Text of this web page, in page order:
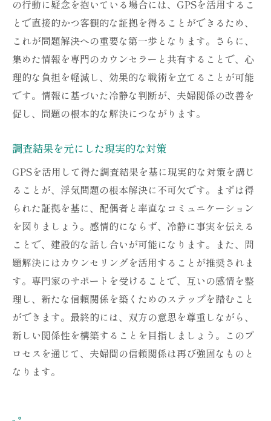
の行動に疑念を抱いている場合には、GPSを活用するこ
とで直接的かつ客観的な証拠を得ることができるため、
これが問題解決への重要な第一歩となります。さらに、
集めた情報を専門のカウンセラーと共有することで、心
理的な負担を軽減し、効果的な戦術を立てることが可能
です。情報に基づいた冷静な判断が、夫婦関係の改善を
促し、問題の根本的な解決につながります。
調査結果を元にした現実的な対策
GPSを活用して得た調査結果を基に現実的な対策を講じ
ることが、浮気問題の根本解決に不可欠です。まずは得
られた証拠を基に、配偶者と率直なコミュニケーション
を図りましょう。感情的にならず、冷静に事実を伝える
ことで、建設的な話し合いが可能になります。また、問
題解決にはカウンセリングを活用することが推奨されま
す。専門家のサポートを受けることで、互いの感情を整
理し、新たな信頼関係を築くためのステップを踏むこと
ができます。最終的には、双方の意思を尊重しながら、
新しい関係性を構築することを目指しましょう。このプ
ロセスを通じて、夫婦間の信頼関係は再び強固なものと
なります。